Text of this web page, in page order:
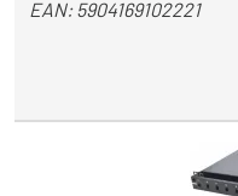
EAN:5904169102221